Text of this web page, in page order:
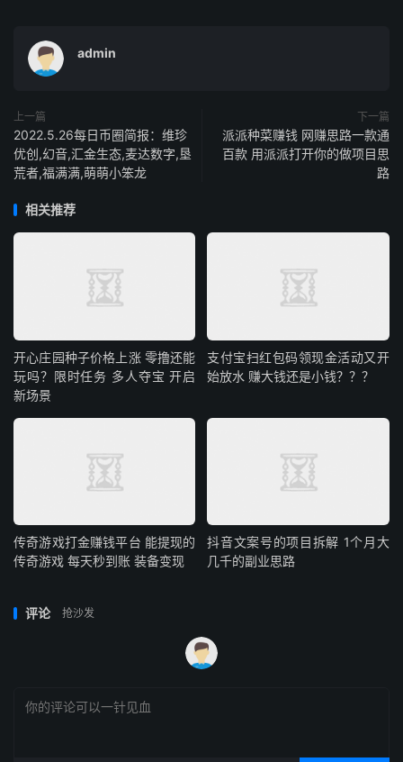
admin
上一篇
2022.5.26每日币圈简报：维珍
优创,幻音,汇金生态,麦达数字,垦
荒者,福满满,萌萌小笨龙
下一篇
派派种菜赚钱 网赚思路一款通
百款 用派派打开你的做项目思
路
相关推荐
开心庄园种子价格上涨 零撸还能
玩吗？限时任务 多人夺宝 开启
新场景
支付宝扫红包码领现金活动又开
始放水 赚大钱还是小钱？？？
传奇游戏打金赚钱平台 能提现的
传奇游戏 每天秒到账 装备变现
抖音文案号的项目拆解 1个月大
几千的副业思路
评论 抢沙发